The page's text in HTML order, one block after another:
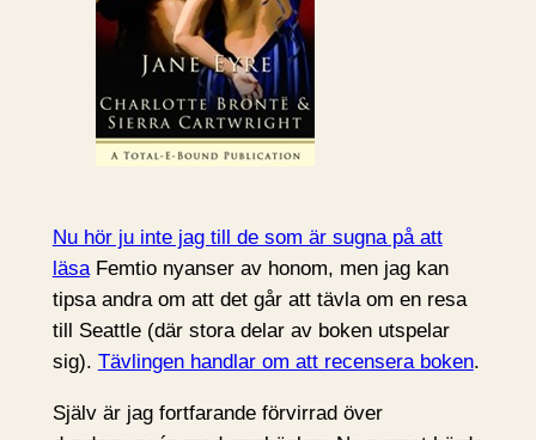
Nu hör ju inte jag till de som är sugna på att
läsaFemtio nyanser av honom, men jag kan
tipsa andra om att det går att tävla om en resa
till Seattle (där stora delar av boken utspelar
sig). Tävlingen handlar om att recensera boken.
Själv är jag fortfarande förvirrad över